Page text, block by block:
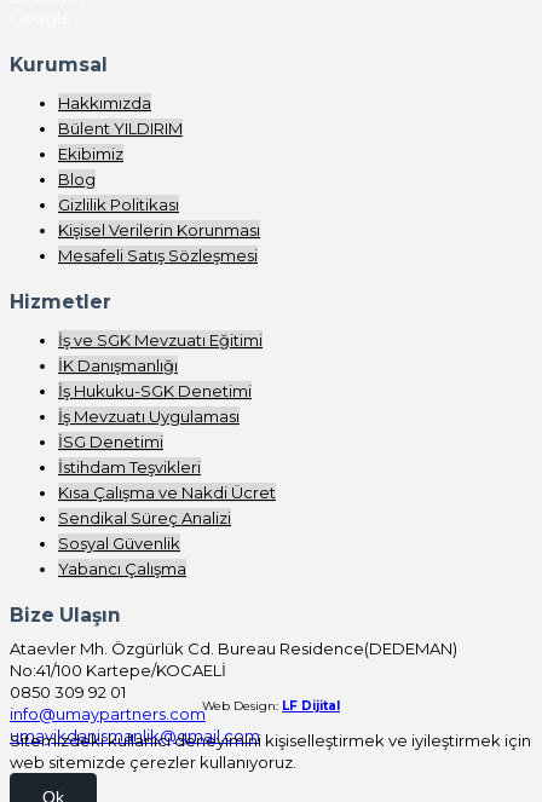
Kurumsal
Hakkımızda
Bülent YILDIRIM
Ekibimiz
Blog
Gizlilik Politikası
Kişisel Verilerin Korunması
Mesafeli Satış Sözleşmesi
Hizmetler
İş ve SGK Mevzuatı Eğitimi
İK Danışmanlığı
İş Hukuku-SGK Denetimi
İş Mevzuatı Uygulaması
İSG Denetimi
İstihdam Teşvikleri
Kısa Çalışma ve Nakdi Ücret
Sendikal Süreç Analizi
Sosyal Güvenlik
Yabancı Çalışma
Bize Ulaşın
Ataevler Mh. Özgürlük Cd. Bureau Residence(DEDEMAN)
No:41/100 Kartepe/KOCAELİ
0850 309 92 01
info@umaypartners.com
umayikdanismanlik@gmail.com
Web Design: LF Dijital
Sitemizdeki kullanıcı deneyimini kişiselleştirmek ve iyileştirmek için
web sitemizde çerezler kullanıyoruz.
Ok